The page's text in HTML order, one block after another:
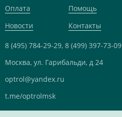
Оплата
Помощь
Новости
Контакты
8 (495) 784-29-29, 8 (499) 397-73-09
Москва, ул. Гарибальди, д 24
optrol@yandex.ru
t.me/optrolmsk